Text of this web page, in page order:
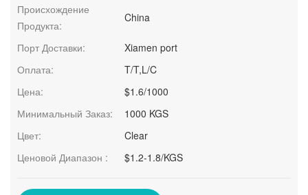
Происхождение
Продукта:
China
Порт Доставки:
Xiamen port
Оплата:
T/T,L/C
Цена:
$1.6/1000
Минимальный Заказ:
1000 KGS
Цвет:
Clear
Ценовой Диапазон :
$1.2-1.8/KGS